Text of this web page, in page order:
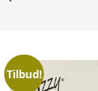
Tilbud!